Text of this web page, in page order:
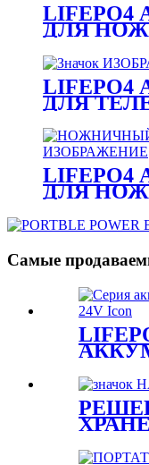
ДЛЯ
ДЛЯ
ГОЛЬФА,
ДЛЯ
Самые
В